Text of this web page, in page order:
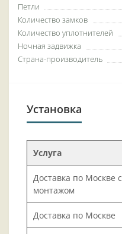
Петли
Количество замков
Количество уплотнителей
Ночная задвижка
Страна-производитель
Установка
Услуга
Доставка по Москве с
монтажом
Доставка по Москве